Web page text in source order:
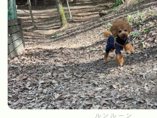
ルンルーン